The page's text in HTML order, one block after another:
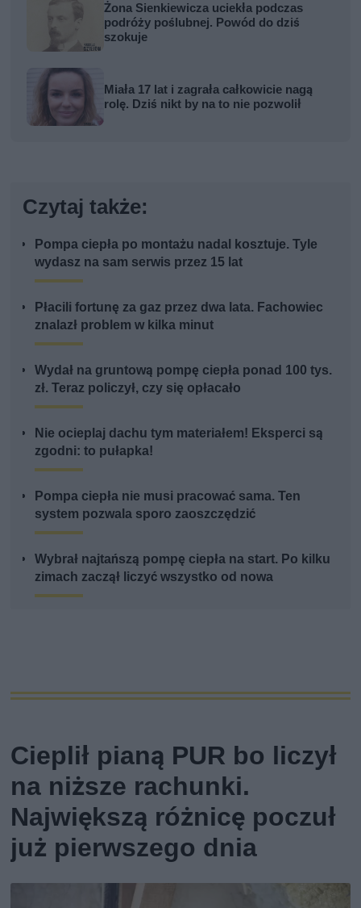
Żona Sienkiewicza uciekła podczas
podróży poślubnej. Powód do dziś
szokuje
Miała 17 lat i zagrała całkowicie nagą
rolę. Dziś nikt by na to nie pozwolił
Czytaj także:
Pompa ciepła po montażu nadal kosztuje. Tyle
wydasz na sam serwis przez 15 lat
Płacili fortunę za gaz przez dwa lata. Fachowiec
znalazł problem w kilka minut
Wydał na gruntową pompę ciepła ponad 100 tys.
zł. Teraz policzył, czy się opłacało
Nie ocieplaj dachu tym materiałem! Eksperci są
zgodni: to pułapka!
Pompa ciepła nie musi pracować sama. Ten
system pozwala sporo zaoszczędzić
Wybrał najtańszą pompę ciepła na start. Po kilku
zimach zaczął liczyć wszystko od nowa
Cieplił pianą PUR bo liczył
na niższe rachunki.
Największą różnicę poczuł
już pierwszego dnia